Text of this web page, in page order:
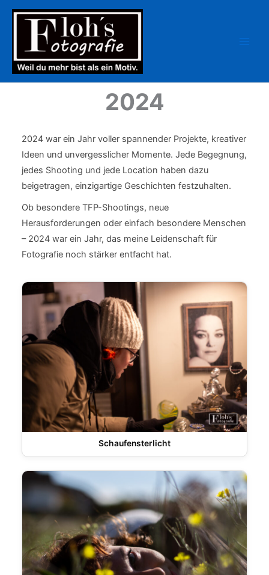
Zum
2024
2024 war ein Jahr voller spannender Projekte, kreativer
Ideen und unvergesslicher Momente. Jede Begegnung,
jedes Shooting und jede Location haben dazu
beigetragen, einzigartige Geschichten festzuhalten.
Ob besondere TFP-Shootings, neue
Herausforderungen oder einfach besondere Menschen
– 2024 war ein Jahr, das meine Leidenschaft für
Fotografie noch stärker entfacht hat.
Schaufensterlicht